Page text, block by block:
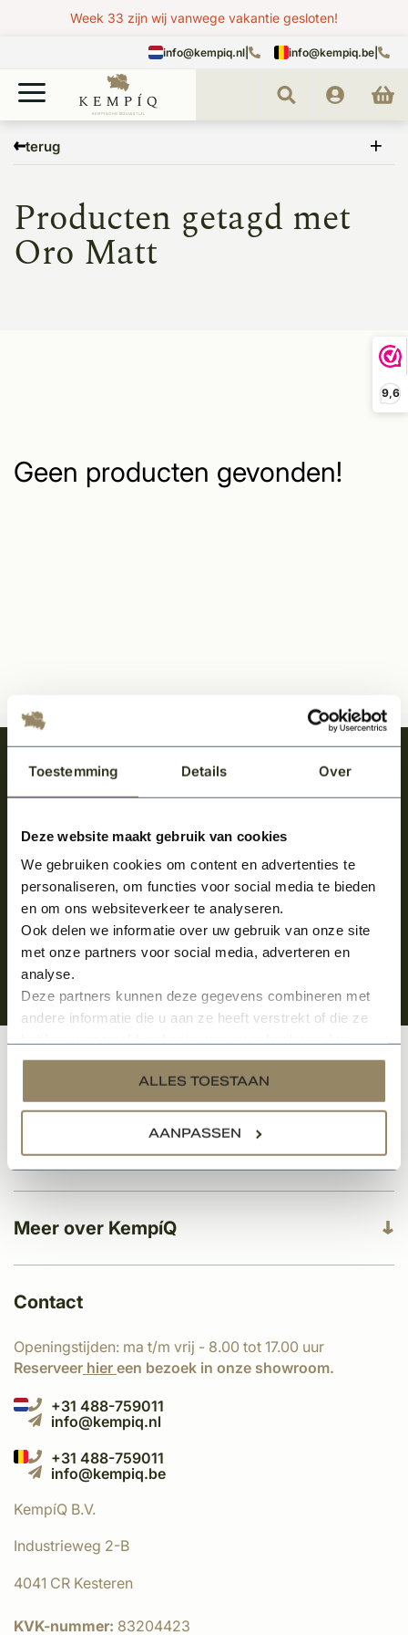
Toestemming Details Over
Deze website maakt gebruik van cookies
We gebruiken cookies om content en advertenties te
personaliseren, om functies voor social media te bieden
en om ons websiteverkeer te analyseren.
Ook delen we informatie over uw gebruik van onze site
met onze partners voor social media, adverteren en
analyse.
Deze partners kunnen deze gegevens combineren met
andere informatie die u aan ze heeft verstrekt of die ze
services.
ALLES TOESTAAN
AANPASSEN
9,6
Week 33 zijn wij vanwege vakantie gesloten!
info@kempiq.nl info@kempiq.be
terug
Oro Matt
Producten getagd met
Oro Matt
Geen producten gevonden!
Meld je aan en ontvang het laatste nieuws
over onze kempische bouwstijl!
Aanmelden voor de nieuwsbrief
Meer over KempíQ
Klantenservice
Categorieën
Contact
Openingstijden: ma t/m vrij - 8.00 tot 17.00 uur
Reserveer hier een bezoek in onze showroom.
+31 488-759011
info@kempiq.nl
+31 488-759011
info@kempiq.be
KempíQ B.V.
Industrieweg 2-B
4041 CR Kesteren
KVK-nummer: 83204423